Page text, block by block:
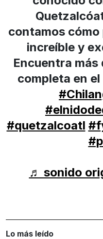
contamos
increíble y
Encuentra
completa en
#quetzalcoatl
♬ sonido
Lo más leído